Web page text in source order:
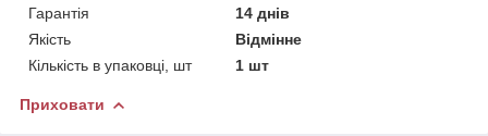
Гарантія
14 днів
Якість
Відмінне
Кількість в упаковці, шт
1 шт
Приховати